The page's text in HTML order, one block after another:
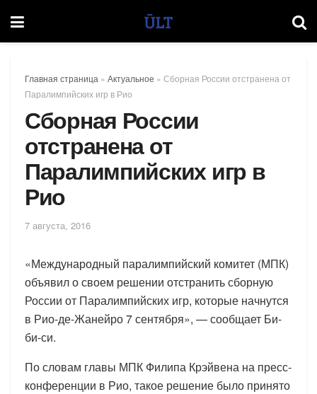
Главная страница » Актуальное » Сборная России отстранена от
Паралимпийских игр в Рио
Сборная России
отстранена от
Паралимпийских игр в
Рио
7 августа, 2016
«Международный паралимпийский комитет (МПК)
объявил о своем решении отстранить сборную
России от Паралимпийских игр, которые начнутся
в Рио-де-Жанейро 7 сентября», — сообщает Би-
би-си.
По словам главы МПК Филипа Крэйвена на пресс-
конференции в Рио, такое решение было принято